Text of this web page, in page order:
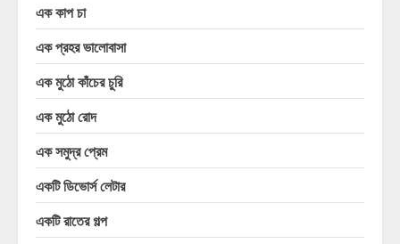
এক কাপ চা
এক প্রহর ভালোবাসা
এক মুঠো কাঁচের চুরি
এক মুঠো রোদ
এক সমুদ্র প্রেম
একটি ডিভোর্স লেটার
একটি রাতের গল্প